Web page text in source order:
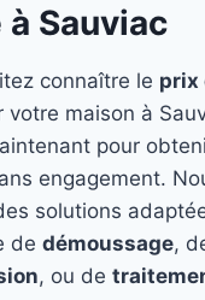
Sauviac
connaître le prix
votre maison à
pour
engagement.
solutions
de démoussage,
, ou de